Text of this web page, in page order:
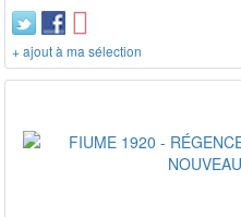
+ ajout à ma sélection